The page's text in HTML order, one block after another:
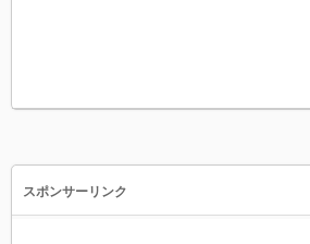
スポンサーリンク